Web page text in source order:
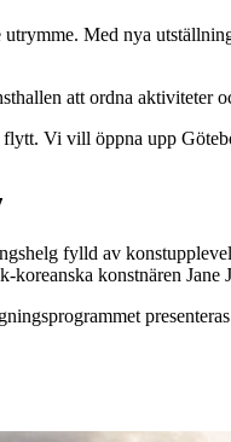
Med nya
att ordna aktiviteter
Vi vill öppna upp
fylld av
koreanska konstnären